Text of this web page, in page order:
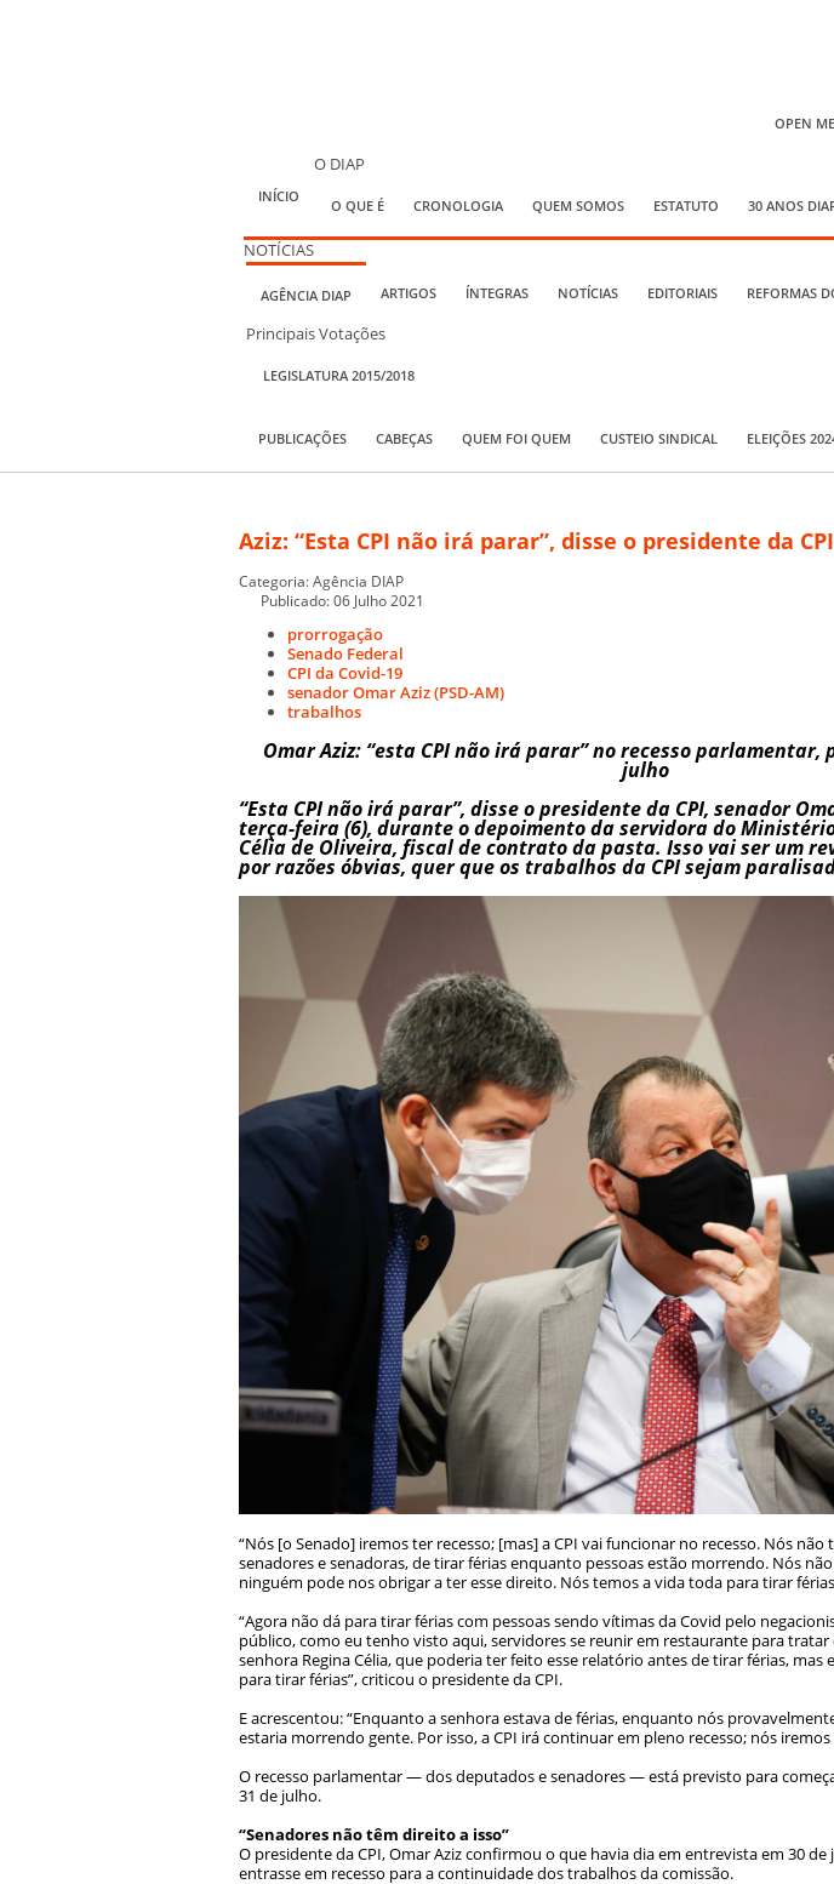
OPEN
INÍCIO
O DIAP
O QUE É CRONOLOGIA QUEM SOMOS ESTATUTO 30 ANOS
NOTÍCIAS
AGÊNCIA DIAP ARTIGOS ÍNTEGRAS NOTÍCIAS EDITORIAIS REFORMAS
Principais Votações
LEGISLATURA 2015/2018
PUBLICAÇÕES CABEÇAS QUEM FOI QUEM CUSTEIO SINDICAL ELEIÇÕES
Aziz: “Esta CPI não irá parar”, disse o presidente da CPI
Categoria:Agência DIAP
Publicado: 06 Julho 2021
prorrogação
Senado Federal
CPI da Covid-19
senador Omar Aziz (PSD-AM)
trabalhos
Omar Aziz: “esta CPI não irá parar” no recesso parlamentar,
julho
“Esta CPI não irá parar”, disse o presidente da CPI, senador
terça-feira (6), durante o depoimento da servidora do
Célia de Oliveira, fiscal de contrato da pasta. Isso vai ser um
por razões óbvias, quer que os trabalhos da CPI sejam
“Nós [o Senado] iremos ter recesso; [mas] a CPI vai funcionar no recesso. Nós
senadores e senadoras, de tirar férias enquanto pessoas estão morrendo. Nós
ninguém pode nos obrigar a ter esse direito. Nós temos a vida toda para tirar
“Agora não dá para tirar férias com pessoas sendo vítimas da Covid pelo
público, como eu tenho visto aqui, servidores se reunir em restaurante para
senhora Regina Célia, que poderia ter feito esse relatório antes de tirar férias,
para tirar férias”, criticou o presidente da CPI.
E acrescentou: “Enquanto a senhora estava de férias, enquanto nós
estaria morrendo gente. Por isso, a CPI irá continuar em pleno recesso; nós
O recesso parlamentar — dos deputados e senadores — está previsto para
31 de julho.
“Senadores não têm direito a isso”
O presidente da CPI, Omar Aziz confirmou o que havia dia em entrevista em 30
entrasse em recesso para a continuidade dos trabalhos da comissão.